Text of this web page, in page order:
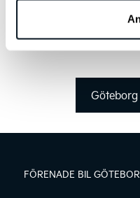
Göteborg
FÖRENADE BIL